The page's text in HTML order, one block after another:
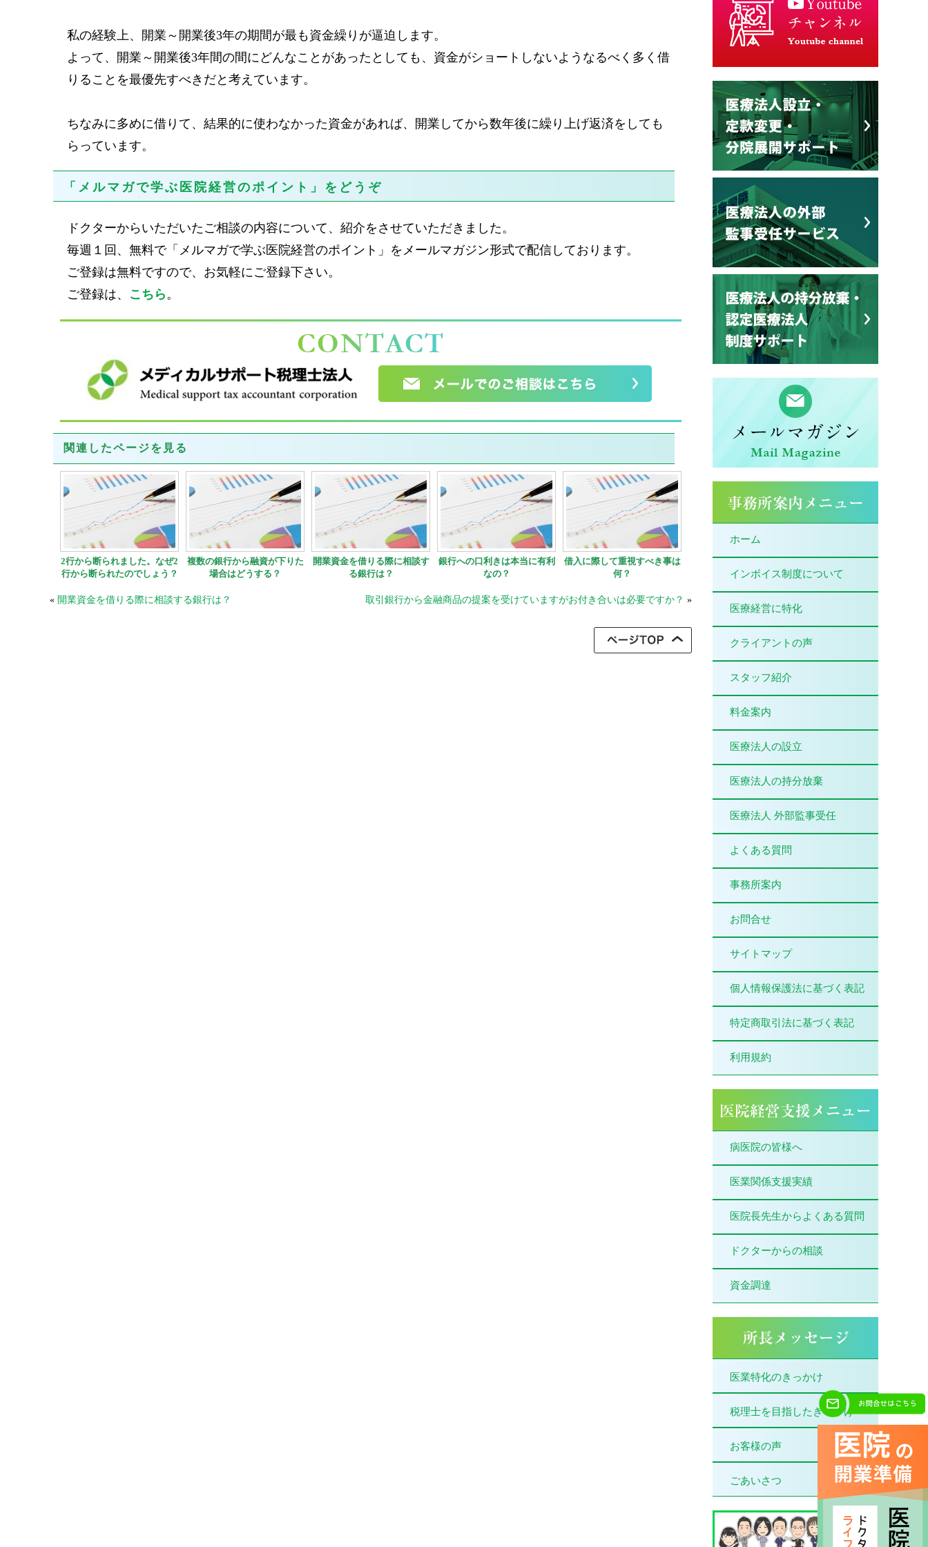
私の経験上、開業～開業後3年の期間が最も資金繰りが逼迫します。
よって、開業～開業後3年間の間にどんなことがあったとしても、資金がショートしないようなるべく多く借
りることを最優先すべきだと考えています。
ちなみに多めに借りて、結果的に使わなかった資金があれば、開業してから数年後に繰り上げ返済をしても
らっています。
「メルマガで学ぶ医院経営のポイント」をどうぞ
ドクターからいただいたご相談の内容について、紹介をさせていただきました。
毎週１回、無料で「メルマガで学ぶ医院経営のポイント」をメールマガジン形式で配信しております。
ご登録は無料ですので、お気軽にご登録下さい。
ご登録は、 こちら 。
関連したページを見る
2行から断られました。なぜ2
行から断られたのでしょう？
複数の銀行から融資が下りた
場合はどうする？
開業資金を借りる際に相談す
る銀行は？
銀行への口利きは本当に有利
なの？
借入に際して重視すべき事は
何？
« 開業資金を借りる際に相談する銀行は？ 取引銀行から金融商品の提案を受けていますがお付き合いは必要ですか？ »
ホーム
インボイス制度について
医療経営に特化
クライアントの声
スタッフ紹介
料金案内
医療法人の設立
医療法人の持分放棄
医療法人 外部監事受任
よくある質問
事務所案内
お問合せ
サイトマップ
個人情報保護法に基づく表記
特定商取引法に基づく表記
利用規約
病医院の皆様へ
医業関係支援実績
医院長先生からよくある質問
ドクターからの相談
資金調達
医業特化のきっかけ
税理士を目指したきっかけ
お客様の声
ごあいさつ